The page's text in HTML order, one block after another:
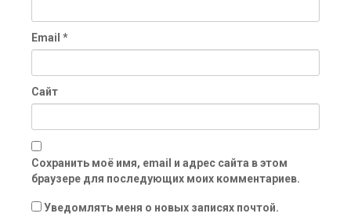
Email *
Сайт
Сохранить моё имя, email и адрес сайта в этом
браузере для последующих моих комментариев.
Уведомлять меня о новых записях почтой.